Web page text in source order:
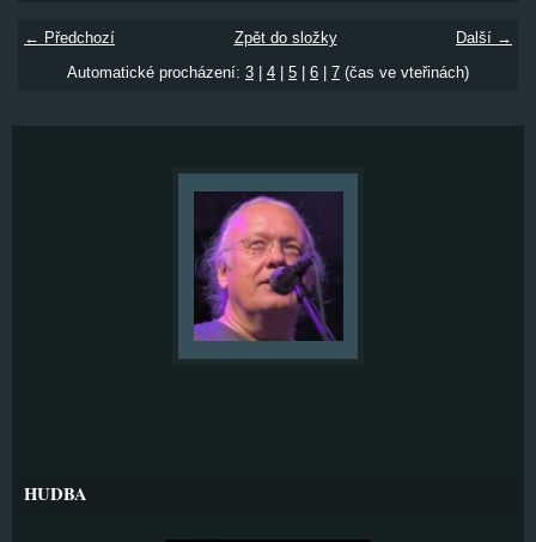
← Předchozí Další →
Zpět do složky
Automatické procházení: 3 4 5 6 7 (čas ve vteřinách)
HUDBA